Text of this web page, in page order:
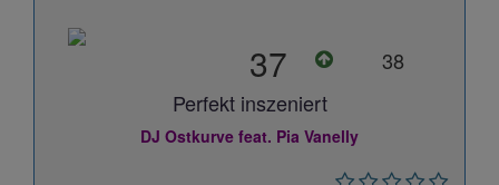
37
38
Perfekt inszeniert
DJ Ostkurve feat. Pia Vanelly